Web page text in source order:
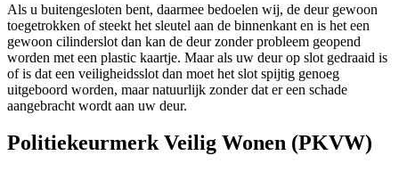
Als u buitengesloten bent, daarmee bedoelen wij, de deur gewoon
toegetrokken of steekt het sleutel aan de binnenkant en is het een
gewoon cilinderslot dan kan de deur zonder probleem geopend
worden met een plastic kaartje. Maar als uw deur op slot gedraaid is
of is dat een veiligheidsslot dan moet het slot spijtig genoeg
uitgeboord worden, maar natuurlijk zonder dat er een schade
aangebracht wordt aan uw deur.
Politiekeurmerk Veilig Wonen (PKVW)